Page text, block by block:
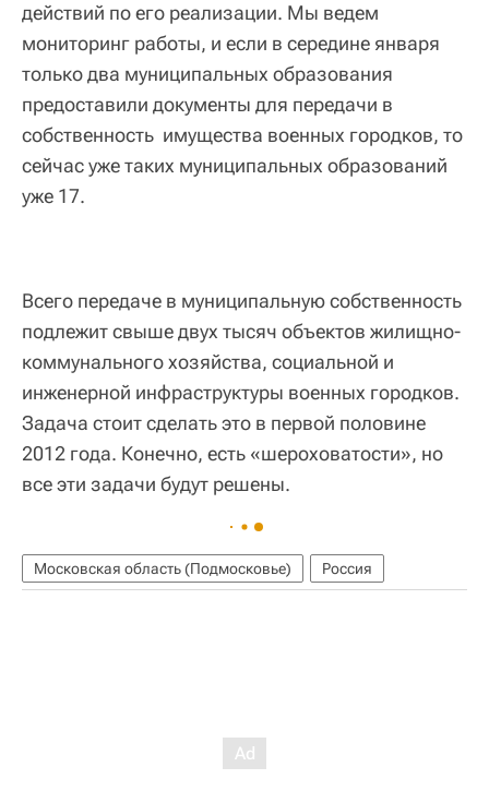
действий по его реализации. Мы ведем
мониторинг работы, и если в середине января
только два муниципальных образования
предоставили документы для передачи в
собственность имущества военных городков, то
сейчас уже таких муниципальных образований
уже 17.
Всего передаче в муниципальную собственность
подлежит свыше двух тысяч объектов жилищно-
коммунального хозяйства, социальной и
инженерной инфраструктуры военных городков.
Задача стоит сделать это в первой половине
2012 года. Конечно, есть «шероховатости», но
все эти задачи будут решены.
Московская область (Подмосковье) Россия